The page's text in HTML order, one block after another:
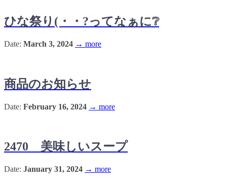
ひな祭り(・・?ってなぁに❔
Date: March 3, 2024 → more
商品のお知らせ
Date: February 16, 2024 → more
2470 美味しいスープ
Date: January 31, 2024 → more